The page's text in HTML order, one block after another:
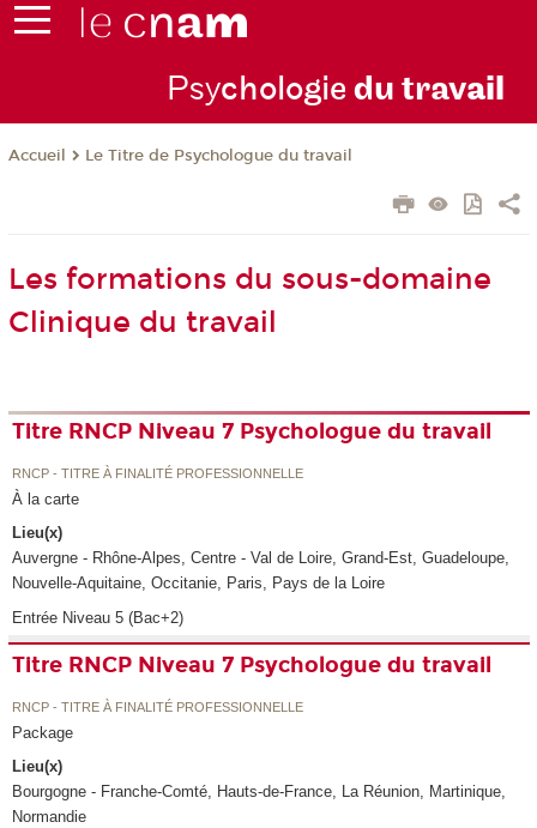
Psychologie du travail
Accueil Le Titre de Psychologue du travail
Les formations du sous-domaine
Clinique du travail
Titre RNCP Niveau 7 Psychologue du travail
RNCP - TITRE À FINALITÉ PROFESSIONNELLE
À la carte
Lieu(x)
Auvergne - Rhône-Alpes, Centre - Val de Loire, Grand-Est, Guadeloupe,
Nouvelle-Aquitaine, Occitanie, Paris, Pays de la Loire
Entrée Niveau 5 (Bac+2)
Titre RNCP Niveau 7 Psychologue du travail
RNCP - TITRE À FINALITÉ PROFESSIONNELLE
Package
Lieu(x)
Bourgogne - Franche-Comté, Hauts-de-France, La Réunion, Martinique,
Normandie